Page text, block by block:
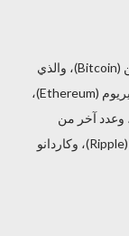
من بين أهم العملات المعدنة البارزة تشمل البيتكوين (Bitcoin)، والذي
يُعتبر الأول والأشهر من بين العملات الرقمية، والإيثيريوم (Ethereum)،
وعدد آخر من
العملات المشهورة مثل لايتكوين (Litecoin)، وريبل (Ripple)، وكاردانو